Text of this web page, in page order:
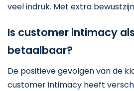
veel indruk. Met extra
Is customer intimacy
betaalbaar?
De positieve gevolgen van de
customer intimacy heeft